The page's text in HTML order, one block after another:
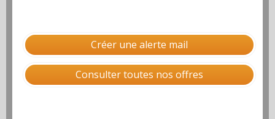
Créer une alerte mail
Consulter toutes nos offres